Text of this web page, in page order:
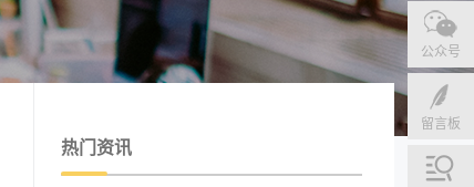
公众号
留言板
热门资讯